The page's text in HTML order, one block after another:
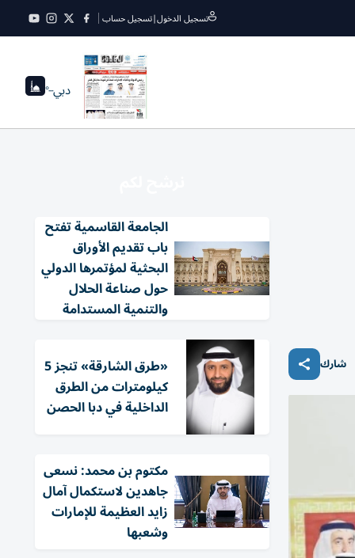
تسجيل الدخول|تسجيل حساب
دبي--°
شارك
الجامعة القاسمية تفتح
باب تقديم الأوراق
البحثية لمؤتمرها الدولي
حول صناعة الحلال
والتنمية المستدامة
«طرق الشارقة» تنجز 5
كيلومترات من الطرق
الداخلية في دبا الحصن
مكتوم بن محمد: نسعى
جاهدين لاستكمال آمال
زايد العظيمة للإمارات
وشعبها